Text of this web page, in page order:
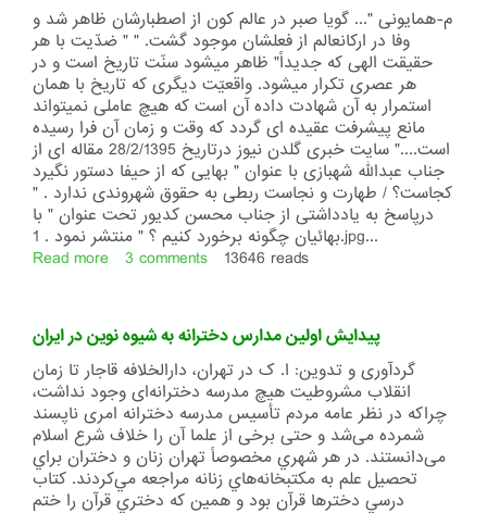
در
ساختار
روحانیت
شیعه
م-همایونی "... گويا صبر در عالم کون از اصطبارشان ظاهر شد و
وفا در ارکانعالم از فعلشان موجود گشت. " " ضدّیت با هر
حقیقت الهی که جدیداً" ظاهر میشود سنّت تاریخ است و در
هر عصری تکرار میشود. واقعیّت دیگری که تاریخ با همان
استمرار به آن شهادت داده آن است که هیچ عاملی نمیتواند
مانع پیشرفت عقیده ای گردد که وقت و زمان آن فرا رسیده
است...." سایت خبری گلدن نیوز درتاریخ 28/2/1395 مقاله ای از
جناب عبدالله شهبازی با عنوان " بهایی که از حیفا دستور نگیرد
کجاست؟ / طهارت و نجاست ربطی به حقوق شهروندی ندارد . "
درپاسخ به یادداشتی از جناب محسن کدیور تحت عنوان " با
بهائیان چگونه برخورد کنیم ؟ " منتشر نمود . 1.jpg...
Read more about
جهانی
بهائی
درزادگاهش
سرزمین
ایران»
3 comments 13646 reads
پیدایش اولین مدارس دخترانه به شیوه نوین در ایران
گردآوری و تدوین: ا. ک در تهران، دارالخلافه قاجار تا زمان
انقلاب مشروطیت هیچ مدرسه دخترانه‌ای وجود نداشت،
چراکه در نظر عامه مردم تأسیس مدرسه دخترانه امری ناپسند
شمرده می‌شد و حتی برخی از علما آن را خلاف شرع اسلام
می‌دانستند. در هر شهري مخصوصاً تهران زنان و دختران براي
تحصيل علم به مكتبخانه‌هاي زنانه مراجعه مي‌كردند. كتاب
درسي دخترها قرآن بود و همين كه دختري قرآن را ختم